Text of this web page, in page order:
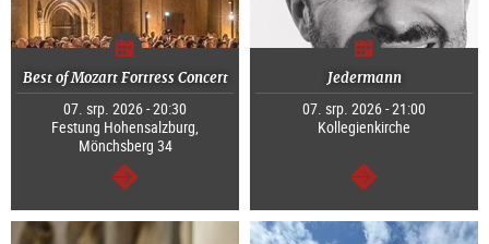
Best of Mozart Fortress Concert
07. srp. 2026 - 20:30
Festung Hohensalzburg,
Mönchsberg 34
continue
Jedermann
07. srp. 2026 - 21:00
Kollegienkirche
continue